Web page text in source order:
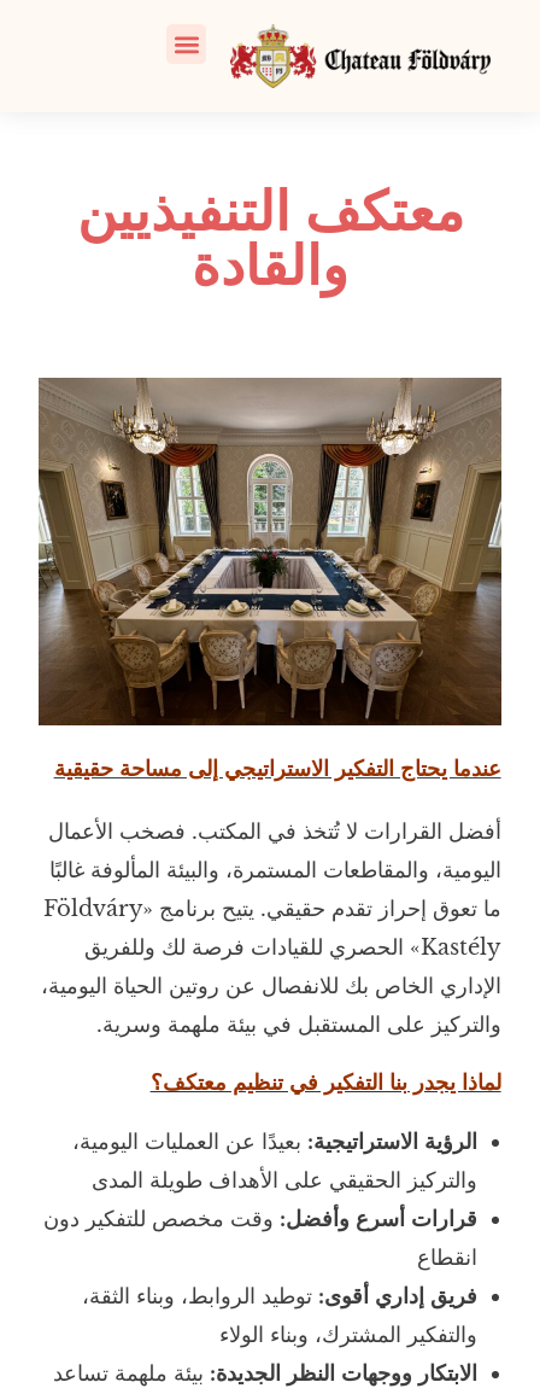
معتكف التنفيذيين
والقادة
عندما يحتاج التفكير الاستراتيجي إلى مساحة حقيقية
أفضل القرارات لا تُتخذ في المكتب. فصخب الأعمال
اليومية، والمقاطعات المستمرة، والبيئة المألوفة غالبًا
ما تعوق إحراز تقدم حقيقي. يتيح برنامج «Földváry
Kastély» الحصري للقيادات فرصة لك وللفريق
الإداري الخاص بك للانفصال عن روتين الحياة اليومية،
والتركيز على المستقبل في بيئة ملهمة وسرية.
لماذا يجدر بنا التفكير في تنظيم معتكف؟
الرؤية الاستراتيجية: بعيدًا عن العمليات اليومية،
والتركيز الحقيقي على الأهداف طويلة المدى
قرارات أسرع وأفضل: وقت مخصص للتفكير دون
انقطاع
فريق إداري أقوى: توطيد الروابط، وبناء الثقة،
والتفكير المشترك، وبناء الولاء
الابتكار ووجهات النظر الجديدة: بيئة ملهمة تساعد